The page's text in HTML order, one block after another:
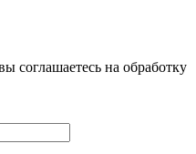
соглашаетесь на обработку